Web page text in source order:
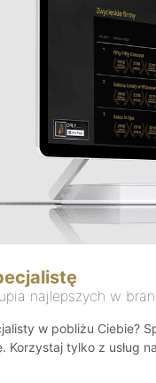
najlepszych w
w pobliżu Ciebie?
Korzystaj tylko z usług